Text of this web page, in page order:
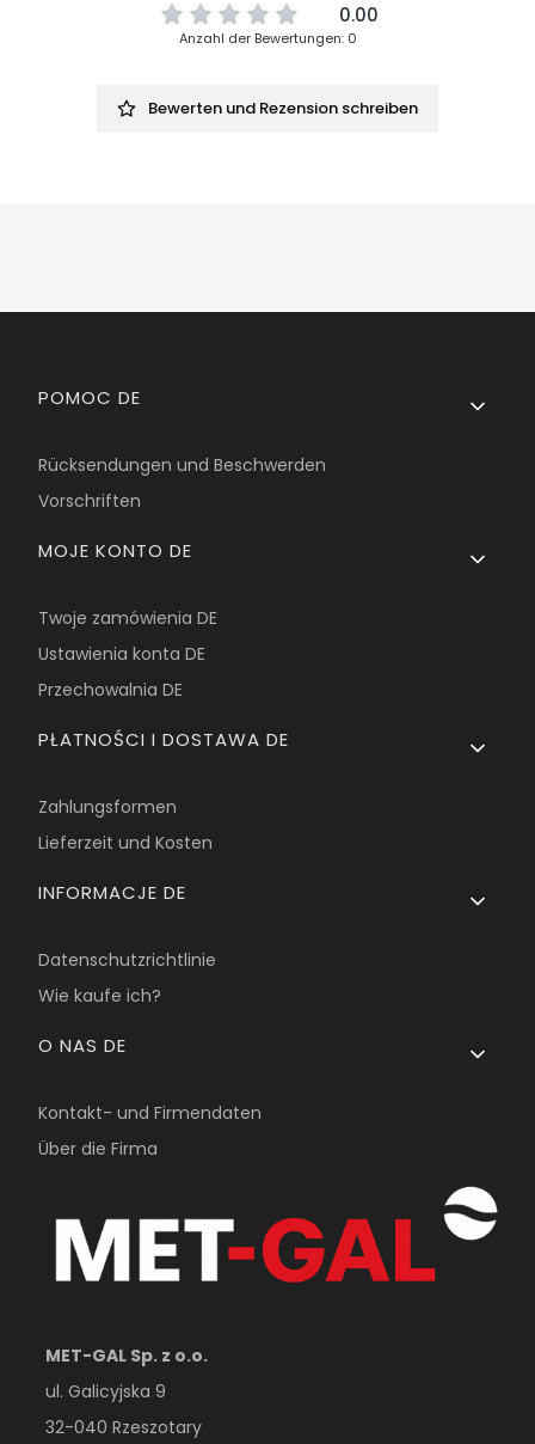
0.00
Anzahl der Bewertungen: 0
Bewerten und Rezension schreiben
Fußzeilenmenü
POMOC DE
Rücksendungen und Beschwerden
Vorschriften
MOJE KONTO DE
Twoje zamówienia DE
Ustawienia konta DE
Przechowalnia DE
PŁATNOŚCI I DOSTAWA DE
Zahlungsformen
Lieferzeit und Kosten
INFORMACJE DE
Datenschutzrichtlinie
Wie kaufe ich?
O NAS DE
Kontakt- und Firmendaten
Über die Firma
MET-GAL Sp. z o.o.
ul. Galicyjska 9
32-040 Rzeszotary